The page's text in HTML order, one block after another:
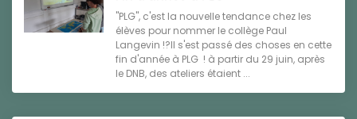
"PLG", c'est la nouvelle tendance chez les
élèves pour nommer le collège Paul
Langevin !?Il s'est passé des choses en cette
fin d'année à PLG ! à partir du 29 juin, après
le DNB, des ateliers étaient ...